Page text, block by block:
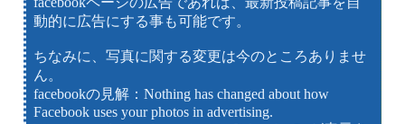
動的に広告にする事も可能です。
ちなみに、写真に関する変更は今のところありませ
ん。
facebookの見解：Nothing has changed about how
Facebook uses your photos in advertising.